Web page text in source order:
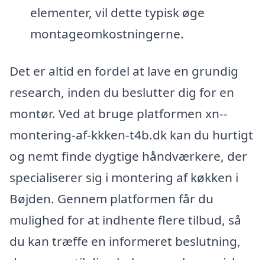
elementer, vil dette typisk øge
montageomkostningerne.
Det er altid en fordel at lave en grundig
research, inden du beslutter dig for en
montør. Ved at bruge platformen xn--
montering-af-kkken-t4b.dk kan du hurtigt
og nemt finde dygtige håndværkere, der
specialiserer sig i montering af køkken i
Bøjden. Gennem platformen får du
mulighed for at indhente flere tilbud, så
du kan træffe en informeret beslutning,